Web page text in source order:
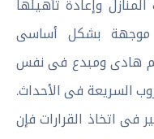
وإعادة تأهيلها
موجهة بشكل أساسى
هادى ومبدع فى نفس
السريعة فى الأحداث.
فى اتخاذ القرارات فإن